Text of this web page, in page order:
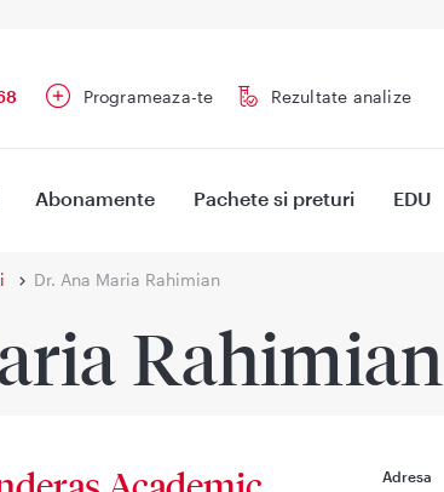
Programeaza-te Rezultate analize
Abonamente Pachete si preturi EDU
Dr. Ana Maria Rahimian
Rahimian
Adresa